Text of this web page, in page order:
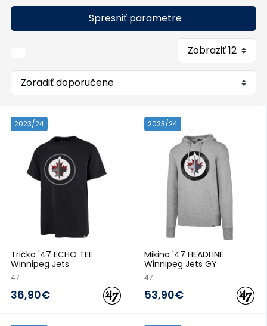
Spresniť parametre
2023/24
Tričko '47 ECHO TEE
Winnipeg Jets
47
36,90€
2023/24
Mikina '47 HEADLINE
Winnipeg Jets GY
47
53,90€